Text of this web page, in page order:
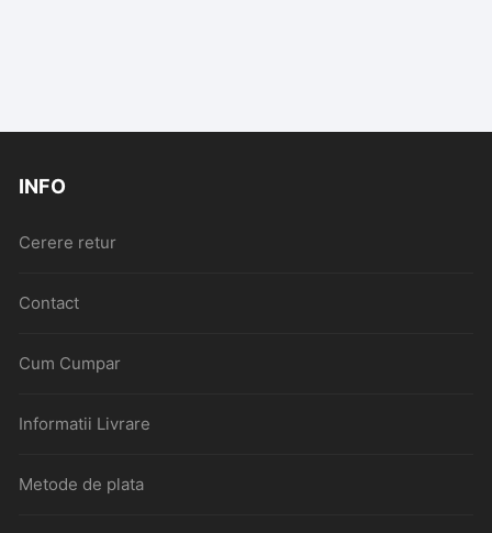
INFO
Cerere retur
Contact
Cum Cumpar
Informatii Livrare
Metode de plata